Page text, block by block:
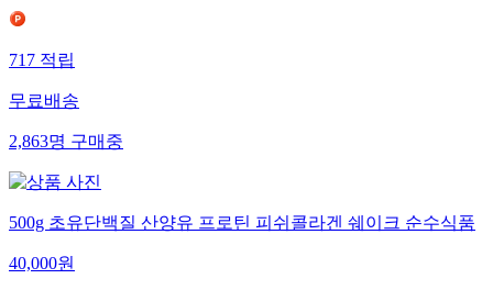
717적립
무료배송
2,863명구매중
500g 초유단백질 산양유 프로틴 피쉬콜라겐 쉐이크 순수식품
40,000원